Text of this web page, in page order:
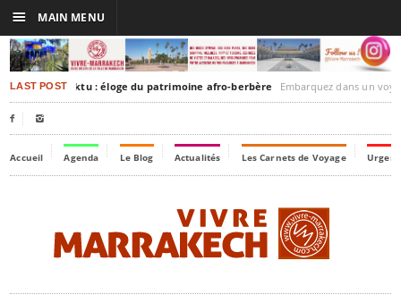
LAST POSTTimbuktu : éloge du patrimoine afro-berbère Embarquez dans un voyage culturel dans le
 
Accueil Agenda Le Blog Actualités Les Carnets de Voyage
☰ MAIN MENU